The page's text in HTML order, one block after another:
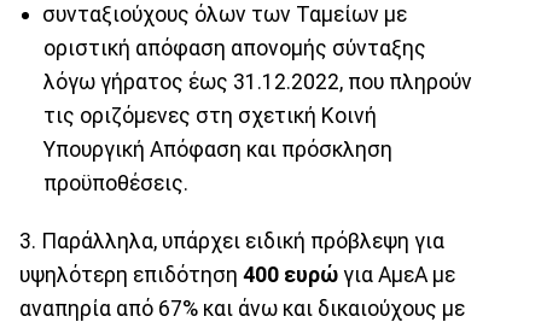
συνταξιούχους όλων των Ταμείων με
οριστική απόφαση απονομής σύνταξης
λόγω γήρατος έως 31.12.2022, που πληρούν
τις οριζόμενες στη σχετική Κοινή
Υπουργική Απόφαση και πρόσκληση
προϋποθέσεις.
3. Παράλληλα, υπάρχει ειδική πρόβλεψη για
υψηλότερη επιδότηση 400 ευρώ για ΑμεΑ με
αναπηρία από 67% και άνω και δικαιούχους με